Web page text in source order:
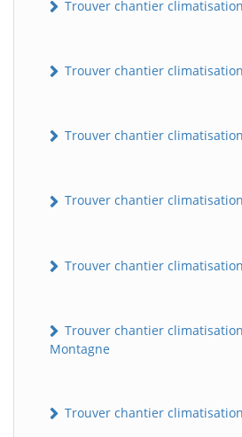
Trouver chantier
Trouver chantier
Trouver chantier
Trouver chantier
Trouver chantier
Trouver chantier
Montagne
Trouver chantier